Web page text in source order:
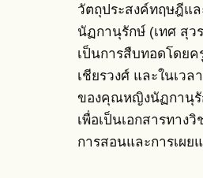
วัตถุประสงค์ทฤษฎีแ
นัฏกานุรักษ์ (เทศ สุว
เป็นการสืบทอดโดย
เชียรวงศ์ และในเว
ของคุณหญิงนัฏกานุรั
เพื่อเป็นเอกสารทาง
การสอนและการเผ